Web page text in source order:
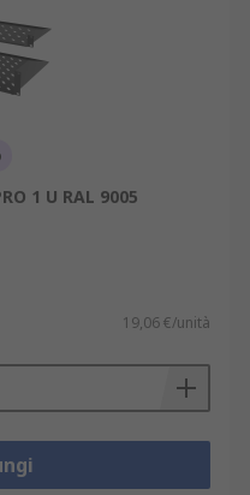
1 U RAL 9005
19,06 €/unità